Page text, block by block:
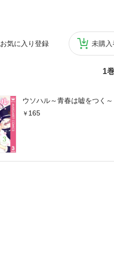
お気に入り登録 未購入
1
ウソハル～青春は嘘をつく～
165